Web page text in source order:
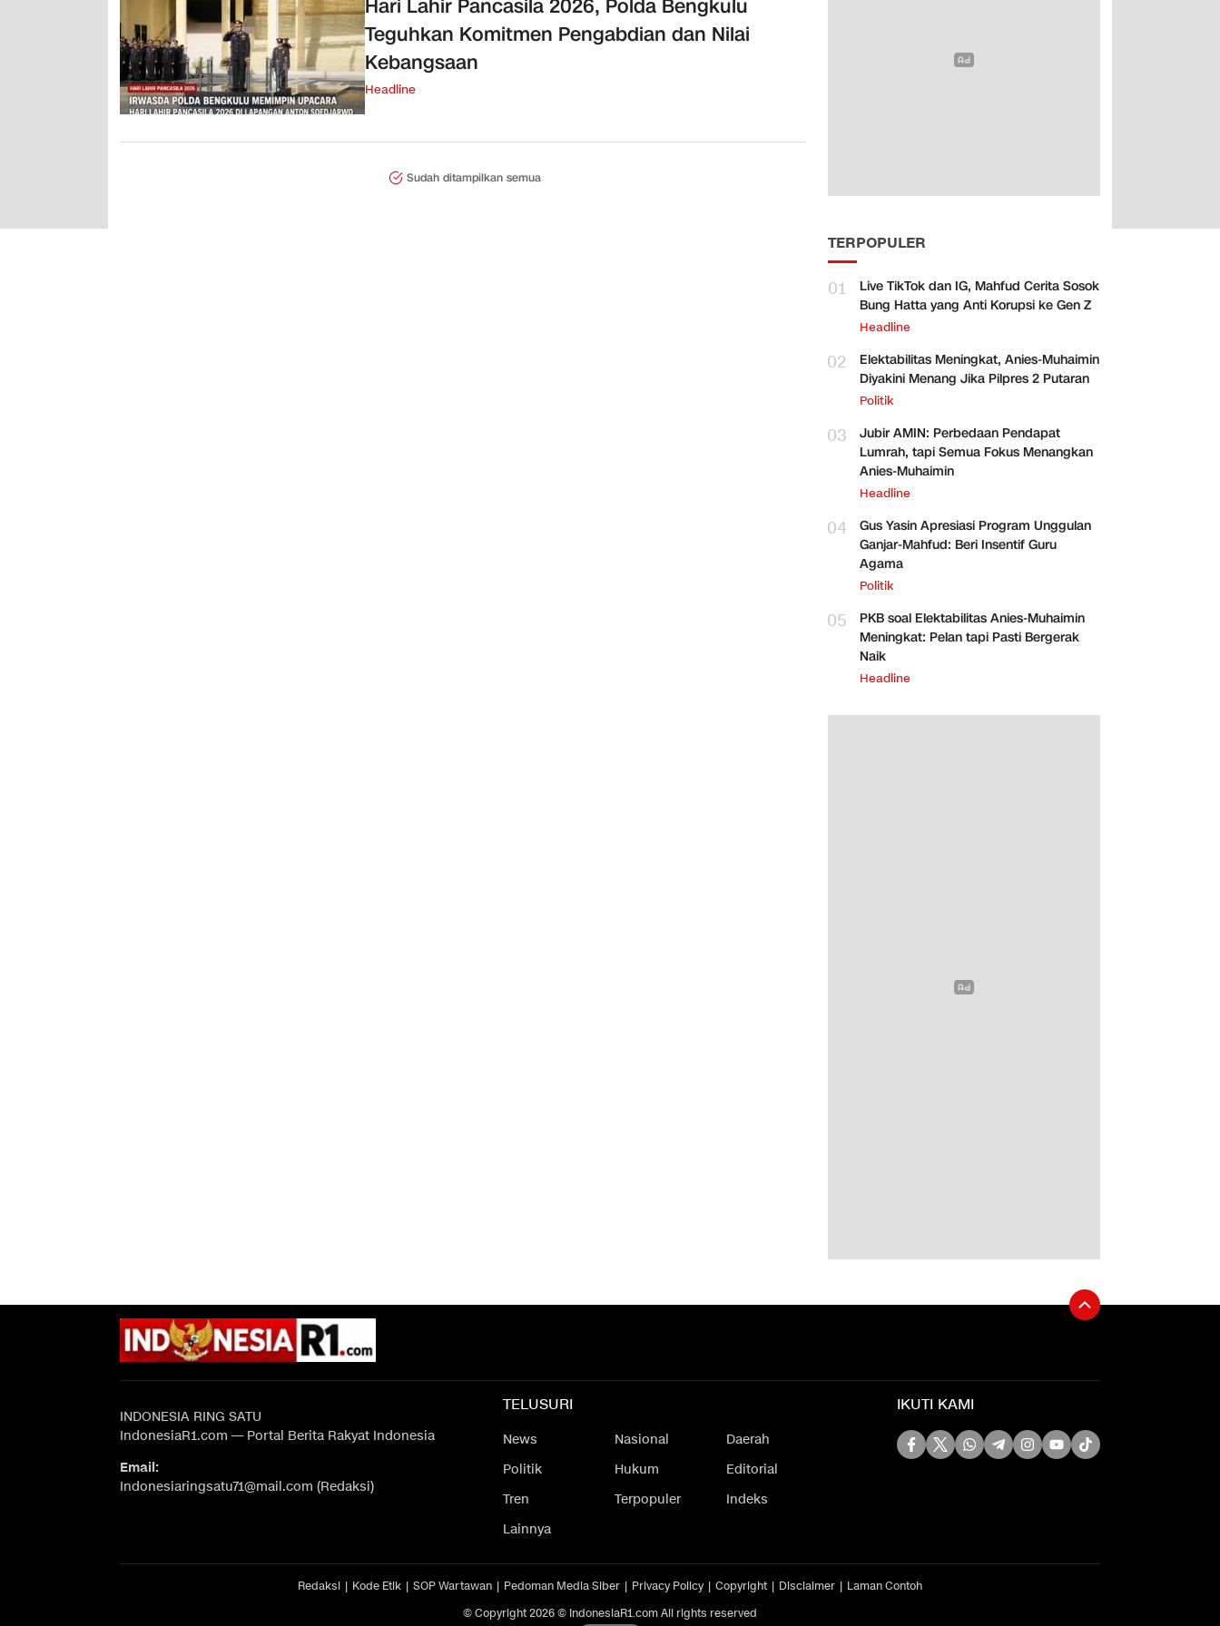
Hari Lahir Pancasila 2026, Polda Bengkulu
Teguhkan Komitmen Pengabdian dan Nilai
Kebangsaan
Headline
Sudah ditampilkan semua
TERPOPULER
01
Live TikTok dan IG, Mahfud Cerita Sosok
Bung Hatta yang Anti Korupsi ke Gen Z
Headline
02
Elektabilitas Meningkat, Anies-Muhaimin
Diyakini Menang Jika Pilpres 2 Putaran
Politik
03
Jubir AMIN: Perbedaan Pendapat
Lumrah, tapi Semua Fokus Menangkan
Anies-Muhaimin
Headline
04
Gus Yasin Apresiasi Program Unggulan
Ganjar-Mahfud: Beri Insentif Guru
Agama
Politik
05
PKB soal Elektabilitas Anies-Muhaimin
Meningkat: Pelan tapi Pasti Bergerak
Naik
Headline
INDONESIA RING SATU
IndonesiaR1.com — Portal Berita Rakyat Indonesia
Email:
Indonesiaringsatu71@mail.com (Redaksi)
TELUSURI
News Nasional
Daerah
Politik
Hukum
Editorial
Tren
Terpopuler
Indeks
Lainnya
IKUTI KAMI
Redaksi Kode Etik SOP Wartawan Pedoman Media Siber Privacy Policy Copyright Disclaimer
Laman Contoh
© Copyright 2026 © IndonesiaR1.com All rights reserved